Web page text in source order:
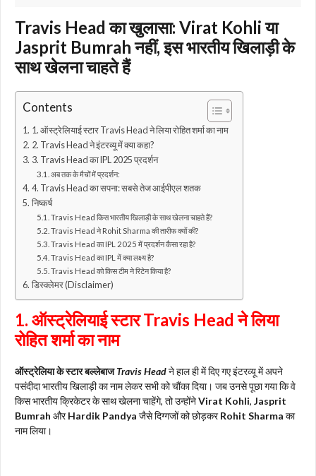
Travis Head का खुलासा: Virat Kohli या
Jasprit Bumrah नहीं, इस भारतीय खिलाड़ी के
साथ खेलना चाहते हैं
Contents
1. ऑस्ट्रेलियाई स्टार Travis Head ने लिया रोहित शर्मा का नाम
2. Travis Head ने इंटरव्यू में क्या कहा?
3. Travis Head का IPL 2025 प्रदर्शन
अब तक के मैचों में प्रदर्शन:
4. Travis Head का सपना: सबसे तेज आईपीएल शतक
निष्कर्ष
Travis Head किस भारतीय खिलाड़ी के साथ खेलना चाहते हैं?
Travis Head ने Rohit Sharma की तारीफ क्यों की?
Travis Head का IPL 2025 में प्रदर्शन कैसा रहा है?
Travis Head का IPL में क्या लक्ष्य है?
Travis Head को किस टीम ने रिटेन किया है?
डिस्क्लेमर (Disclaimer)
1. ऑस्ट्रेलियाई स्टार Travis Head ने लिया
रोहित शर्मा का नाम
ऑस्ट्रेलिया के स्टार बल्लेबाजTravis Headने हाल ही में दिए गए इंटरव्यू में अपने
पसंदीदा भारतीय खिलाड़ी का नाम लेकर सभी को चौंका दिया। जब उनसे पूछा गया कि वे
किस भारतीय क्रिकेटर के साथ खेलना चाहेंगे, तो उन्होंनेVirat Kohli, Jasprit
Bumrah औरHardik Pandya जैसे दिग्गजों को छोड़करRohit Sharma का
नाम लिया।